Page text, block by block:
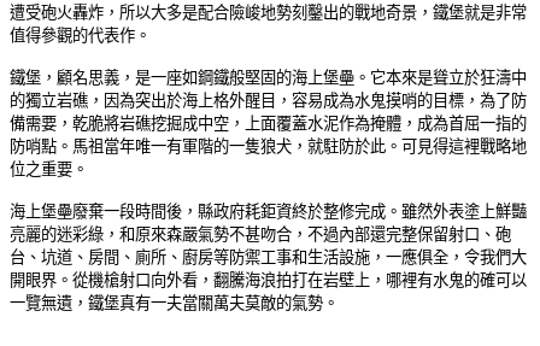
遭受砲火轟炸，所以大多是配合險峻地勢刻鑿出的戰地奇景，鐵堡就是非常
值得參觀的代表作。
鐵堡，顧名思義，是一座如鋼鐵般堅固的海上堡壘。它本來是聳立於狂濤中
的獨立岩礁，因為突出於海上格外醒目，容易成為水鬼摸哨的目標，為了防
備需要，乾脆將岩礁挖掘成中空，上面覆蓋水泥作為掩體，成為首屈一指的
防哨點。馬祖當年唯一有軍階的一隻狼犬，就駐防於此。可見得這裡戰略地
位之重要。
海上堡壘廢棄一段時間後，縣政府耗鉅資終於整修完成。雖然外表塗上鮮豔
亮麗的迷彩綠，和原來森嚴氣勢不甚吻合，不過內部還完整保留射口、砲
台、坑道、房間、廁所、廚房等防禦工事和生活設施，一應俱全，令我們大
開眼界。從機槍射口向外看，翻騰海浪拍打在岩壁上，哪裡有水鬼的確可以
一覽無遺，鐵堡真有一夫當關萬夫莫敵的氣勢。